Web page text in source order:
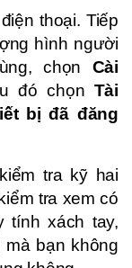
thoại. Tiếp
hình người
chọn Cài
đó chọn Tài
bị đã đăng
tra kỹ hai
tra xem có
tính xách tay,
mà bạn không